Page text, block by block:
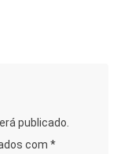
publicado.
com *